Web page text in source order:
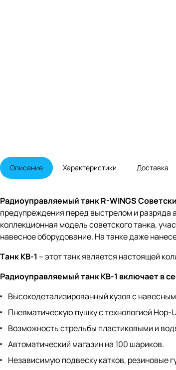
Описание Характеристики Доставка
Радиоуправляемый танк R-WINGS
предупреждения перед выстрелом и разряда
коллекционная модель советского танка,
навесное оборудование. На танке даже
Tанк КВ-1 – этот танк является настоящей
Радиоуправляемый танк КВ-1 включает в
Высокодетализированный кузов с
Пневматическую пушку с технологией
Возможность стрельбы пластиковыми и
Автоматический магазин на 100 шариков.
Независимую подвеску катков, резиновые